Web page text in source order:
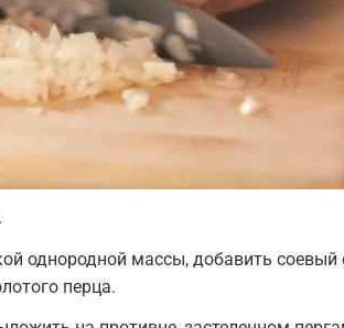
однородной массы, добавить соевый
перца.